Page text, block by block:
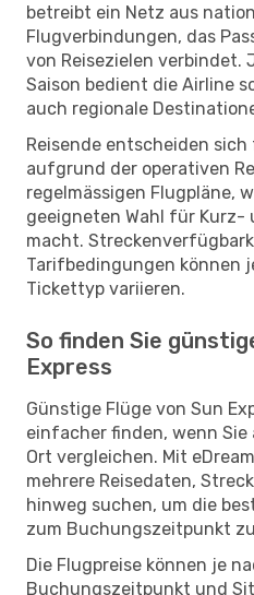
betreibt ein Netz aus
Flugverbindungen, das
von Reisezielen verbindet.
Saison bedient die Airline
auch regionale
Reisende entscheiden sich
aufgrund der operativen
regelmässigen Flugpläne,
geeigneten Wahl für
macht.
Tarifbedingungen können
Tickettyp variieren.
So finden Sie
Express
Günstige Flüge von Sun
einfacher finden, wenn Sie
Ort vergleichen. Mit
mehrere Reisedaten,
hinweg suchen, um die
zum Buchungszeitpunkt
Die Flugpreise können je
Buchungszeitpunkt und